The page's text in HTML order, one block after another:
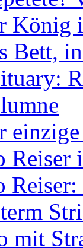
König
Bett,
mit